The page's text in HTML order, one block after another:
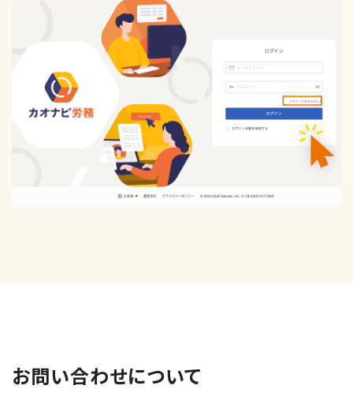
お問い合わせについて